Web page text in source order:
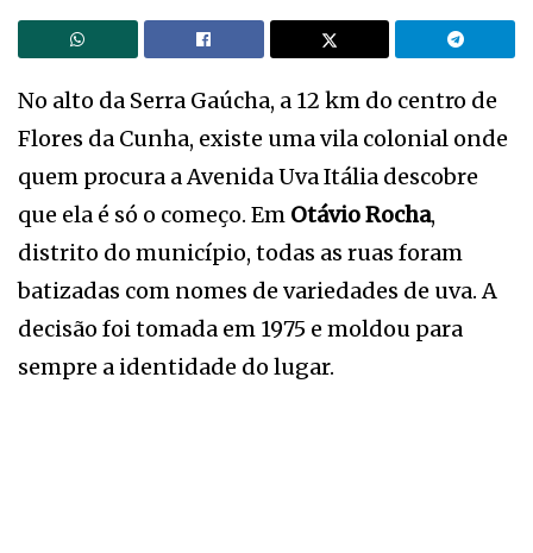
No alto da Serra Gaúcha, a 12 km do centro de
Flores da Cunha, existe uma vila colonial onde
quem procura a Avenida Uva Itália descobre
que ela é só o começo. Em Otávio Rocha,
distrito do município, todas as ruas foram
batizadas com nomes de variedades de uva. A
decisão foi tomada em 1975 e moldou para
sempre a identidade do lugar.